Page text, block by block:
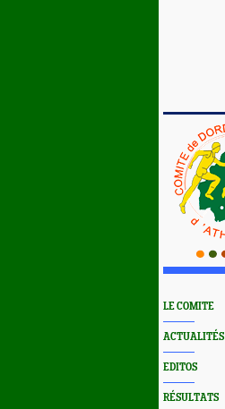
LE COMITE
ACTUALITÉS
EDITOS
RÉSULTATS